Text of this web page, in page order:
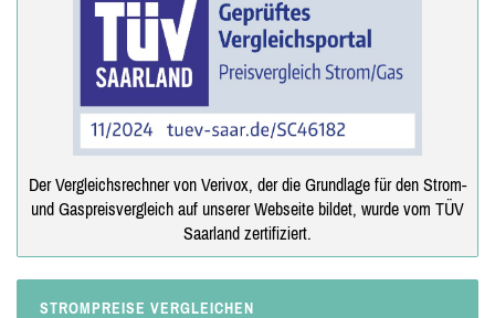
Der Vergleichsrechner von Verivox, der die Grundlage für den Strom-
und Gaspreisvergleich auf unserer Webseite bildet, wurde vom TÜV
Saarland zertifiziert.
STROMPREISE VERGLEICHEN